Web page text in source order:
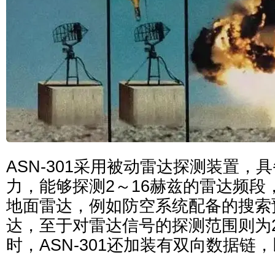
ASN-301采用被动雷达探测装置，
力，能够探测2～16赫兹的雷达频段
地面雷达，例如防空系统配备的搜
达，至于对雷达信号的探测范围则
时，ASN-301还加装有双向数据链